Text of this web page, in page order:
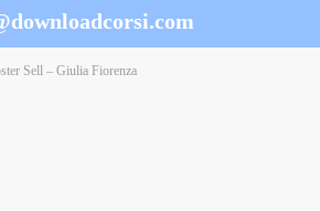
Sell – Giulia Fiorenza